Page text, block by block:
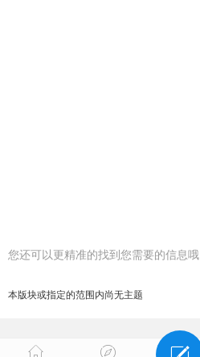
您还可以更精准的找到您需要的信息哦
本版块或指定的范围内尚无主题